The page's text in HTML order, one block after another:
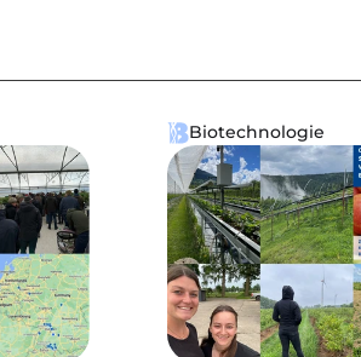
Biotechnologie